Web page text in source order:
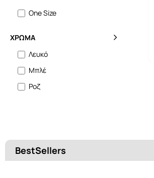
One Size
ΧΡΏΜΑ
Λευκό
Μπλέ
Ροζ
BestSellers